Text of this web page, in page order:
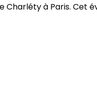
Charléty à Paris.